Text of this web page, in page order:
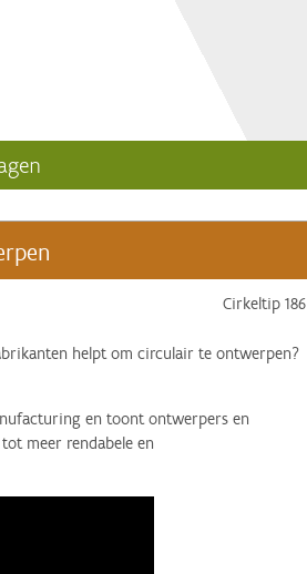
Cirkeltip 186
helpt om circulair te ontwerpen?
en toont ontwerpers en
meer rendabele en